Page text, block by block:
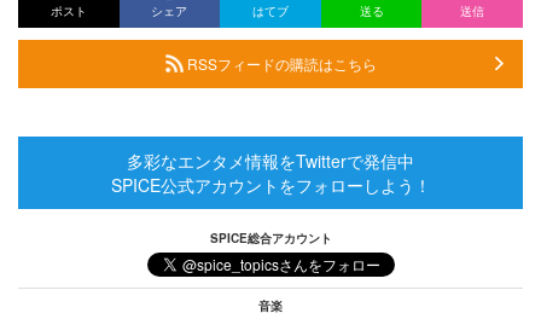
ポスト シェア はてブ 送る 送信
RSSフィードの購読はこちら
多彩なエンタメ情報をTwitterで発信中
SPICE公式アカウントをフォローしよう！
SPICE総合アカウント
音楽